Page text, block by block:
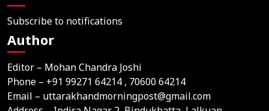
Subscribe to notifications
Author
Editor – Mohan Chandra Joshi
Phone – +91 99271 64214 , 70600 64214
Email – uttarakhandmorningpost@gmail.com